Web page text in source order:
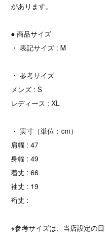
があります。
● 商品サイズ
・ 表記サイズ : M
・ 参考サイズ
メンズ : S
レディース : XL
・ 実寸（単位：cm）
肩幅 : 47
身幅 : 49
着丈 : 66
袖丈 : 19
裄丈 :
※参考サイズは、当店設定の日